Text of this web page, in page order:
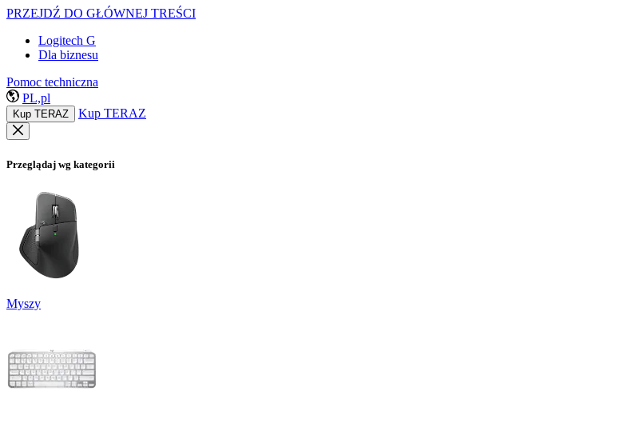
PRZEJDŹ DO GŁÓWNEJ TREŚCI
Logitech G
Dla biznesu
Pomoc techniczna
PL,pl
Kup TERAZ Kup TERAZ
Przeglądaj wg kategorii
Myszy